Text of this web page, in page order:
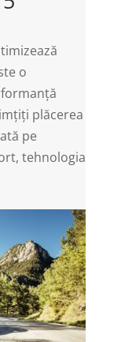
o
plăcerea
pe
tehnologia